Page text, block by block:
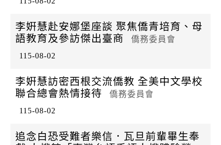
李姸慧赴安娜堡座談 聚焦僑青培育、母
語教育及參訪傑出臺商
僑務委員會
115-08-02
李姸慧訪密西根交流僑教 全美中文學校
聯合總會熱情接待
僑務委員會
115-08-02
追念白恐受難者樂信．瓦旦前輩畢生奉